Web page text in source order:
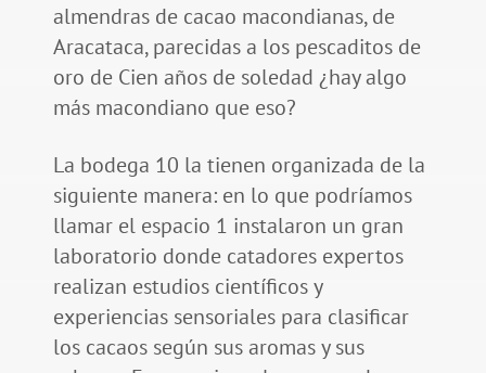
almendras de cacao macondianas, de
Aracataca, parecidas a los pescaditos de
oro de Cien años de soledad ¿hay algo
más macondiano que eso?
La bodega 10 la tienen organizada de la
siguiente manera: en lo que podríamos
llamar el espacio 1 instalaron un gran
laboratorio donde catadores expertos
realizan estudios científicos y
experiencias sensoriales para clasificar
los cacaos según sus aromas y sus